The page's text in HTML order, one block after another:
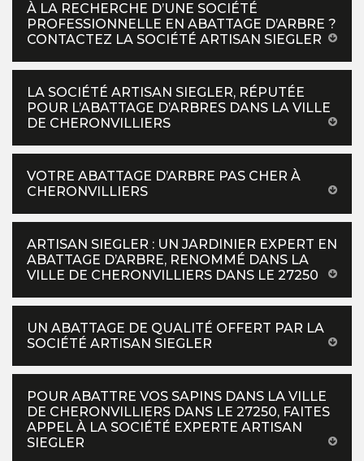
À LA RECHERCHE D’UNE SOCIÉTÉ
PROFESSIONNELLE EN ABATTAGE D’ARBRE ?
CONTACTEZ LA SOCIÉTÉ ARTISAN SIEGLER
LA SOCIÉTÉ ARTISAN SIEGLER, RÉPUTÉE
POUR L’ABATTAGE D’ARBRES DANS LA VILLE
DE CHERONVILLIERS
VOTRE ABATTAGE D’ARBRE PAS CHER À
CHERONVILLIERS
ARTISAN SIEGLER : UN JARDINIER EXPERT EN
ABATTAGE D’ARBRE, RENOMMÉ DANS LA
VILLE DE CHERONVILLIERS DANS LE 27250
UN ABATTAGE DE QUALITÉ OFFERT PAR LA
SOCIÉTÉ ARTISAN SIEGLER
POUR ABATTRE VOS SAPINS DANS LA VILLE
DE CHERONVILLIERS DANS LE 27250, FAITES
APPEL À LA SOCIÉTÉ EXPERTE ARTISAN
SIEGLER